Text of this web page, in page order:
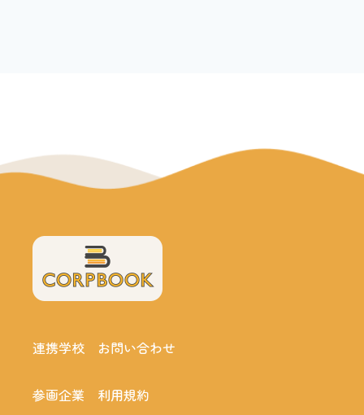
連携学校
参画企業
お問い合わせ
利用規約